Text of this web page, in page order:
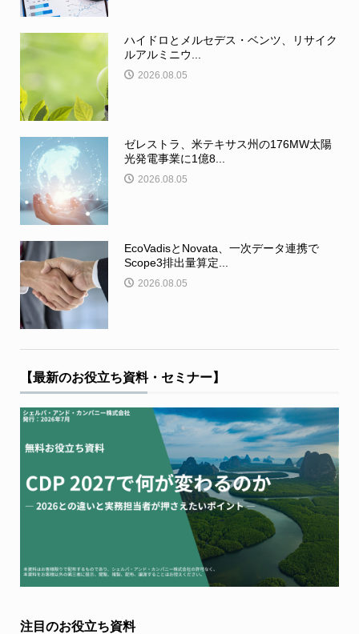
ハイドロとメルセデス・ベンツ、リサイク
ルアルミニウ...
2026.08.05
ゼレストラ、米テキサス州の176MW太陽
光発電事業に1億8...
2026.08.05
EcoVadisとNovata、一次データ連携で
Scope3排出量算定...
2026.08.05
【最新のお役立ち資料・セミナー】
注目のお役立ち資料